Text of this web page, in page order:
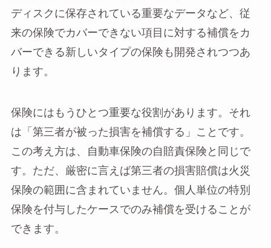
ディスクに保存されている重要なデータなど、従
来の保険でカバーできない項目に対する補償をカ
バーできる新しいタイプの保険も開発されつつあ
ります。
保険にはもうひとつ重要な役割があります。それ
は「第三者が被った損害を補償する」ことです。
この考え方は、自動車保険の自賠責保険と同じで
す。ただ、厳密に言えば第三者の損害賠償は火災
保険の範囲に含まれていません。個人単位の特別
保険を付与したケースでのみ補償を受けることが
できます。